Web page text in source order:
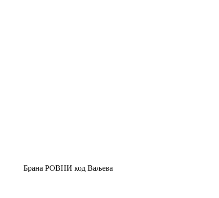
Брана РОВНИ код Ваљева